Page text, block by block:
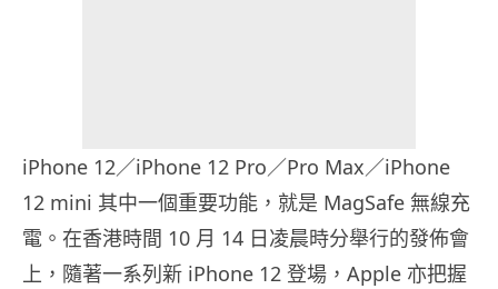
iPhone 12／iPhone 12 Pro／Pro Max／iPhone
12 mini 其中一個重要功能，就是 MagSafe 無線充
電。在香港時間 10 月 14 日凌晨時分舉行的發佈會
上，隨著一系列新 iPhone 12 登場，Apple 亦把握